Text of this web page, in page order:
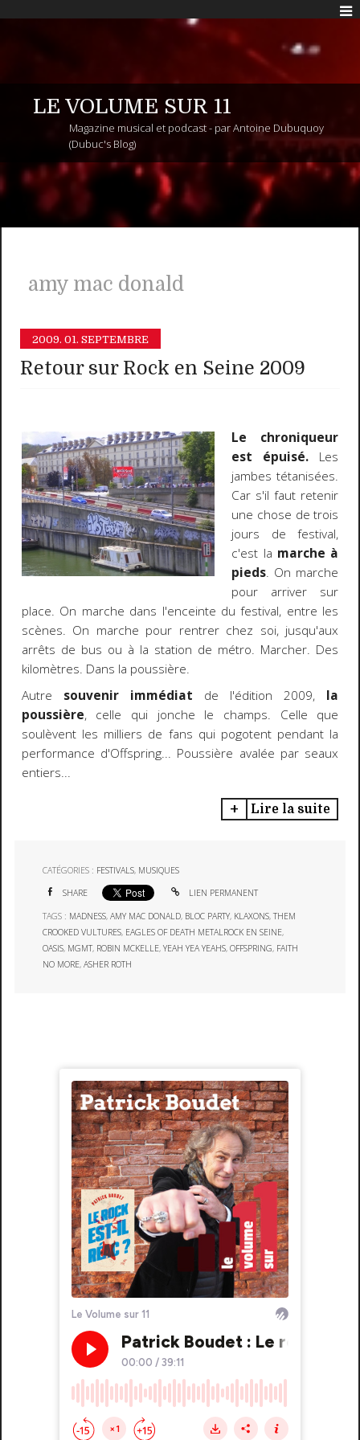
LE VOLUME SUR 11
Magazine musical et podcast - par Antoine Dubuquoy
(Dubuc's Blog)
amy mac donald
2009. 01. SEPTEMBRE
Retour sur Rock en Seine 2009
Le chroniqueur
est épuisé. Les
jambes tétanisées.
Car s'il faut retenir
une chose de trois
jours de festival,
c'est la marche à
pieds. On marche
pour arriver sur
place. On marche dans l'enceinte du festival, entre les
scènes. On marche pour rentrer chez soi, jusqu'aux
arrêts de bus ou à la station de métro. Marcher. Des
kilomètres. Dans la poussière.
Autre souvenir immédiat de l'édition 2009, la
poussière, celle qui jonche le champs. Celle que
soulèvent les milliers de fans qui pogotent pendant la
performance d'Offspring... Poussière avalée par seaux
entiers...
Lire la suite
CATÉGORIES : FESTIVALS, MUSIQUES
SHARE LIEN PERMANENT
TAGS : MADNESS,AMY MAC DONALD, BLOC PARTY, KLAXONS,THEM
CROOKED VULTURES, EAGLES OF DEATH METALROCK EN SEINE,
OASIS, MGMT, ROBIN MCKELLE,YEAH YEA YEAHS,OFFSPRING, FAITH
NO MORE,ASHER ROTH